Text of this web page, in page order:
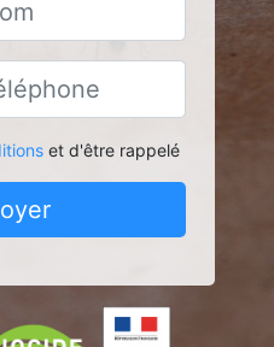
et d'être rappelé